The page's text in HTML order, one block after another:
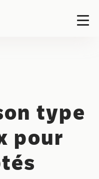
type
pour